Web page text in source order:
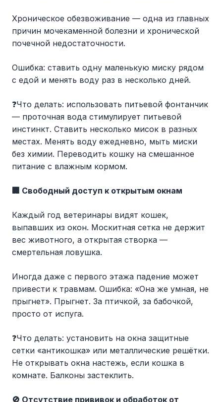
Хроническое обезвоживание — одна из главных
причин мочекаменной болезни и хронической
почечной недостаточности.
Ошибка: ставить одну маленькую миску рядом
с едой и менять воду раз в несколько дней.
❓Что делать: использовать питьевой фонтанчик
— проточная вода стимулирует питьевой
инстинкт. Ставить несколько мисок в разных
местах. Менять воду ежедневно, мыть миски
без химии. Переводить кошку на смешанное
питание с влажным кормом.
🏢 Свободный доступ к открытым окнам
Каждый год ветеринары видят кошек,
выпавших из окон. Москитная сетка не держит
вес животного, а открытая створка —
смертельная ловушка.
Иногда даже с первого этажа падение может
привести к травмам. Ошибка: «Она же умная, не
прыгнет». Прыгнет. За птичкой, за бабочкой,
просто от испуга.
❓Что делать: установить на окна защитные
сетки «антикошка» или металлические решётки.
Не открывать окна настежь, если кошка в
комнате. Балконы застеклить.
🚫 Отсутствие прививок и обработок от